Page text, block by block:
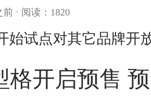
· 阅读：1820
格开启预售